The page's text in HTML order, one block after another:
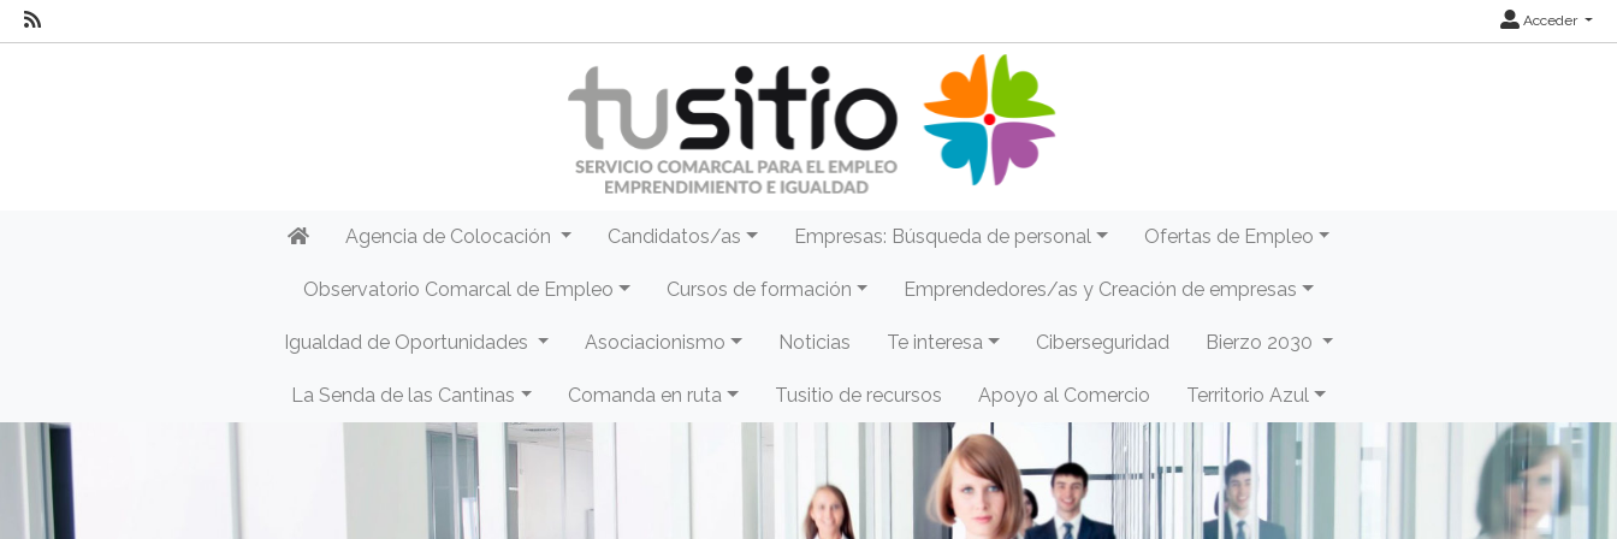
Acceder
Agencia de Colocación Candidatos/as Empresas: Búsqueda de personal Ofertas de Empleo
Observatorio Comarcal de Empleo Cursos de formación Emprendedores/as y Creación de empresas
Igualdad de Oportunidades Asociacionismo Noticias Te interesa Ciberseguridad Bierzo 2030
La Senda de las Cantinas Comanda en ruta Tusitio de recursos Apoyo al Comercio Territorio Azul